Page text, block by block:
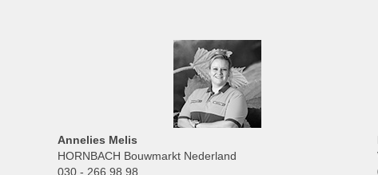
Annelies Melis
HORNBACH Bouwmarkt Nederland
030 - 266 98 98